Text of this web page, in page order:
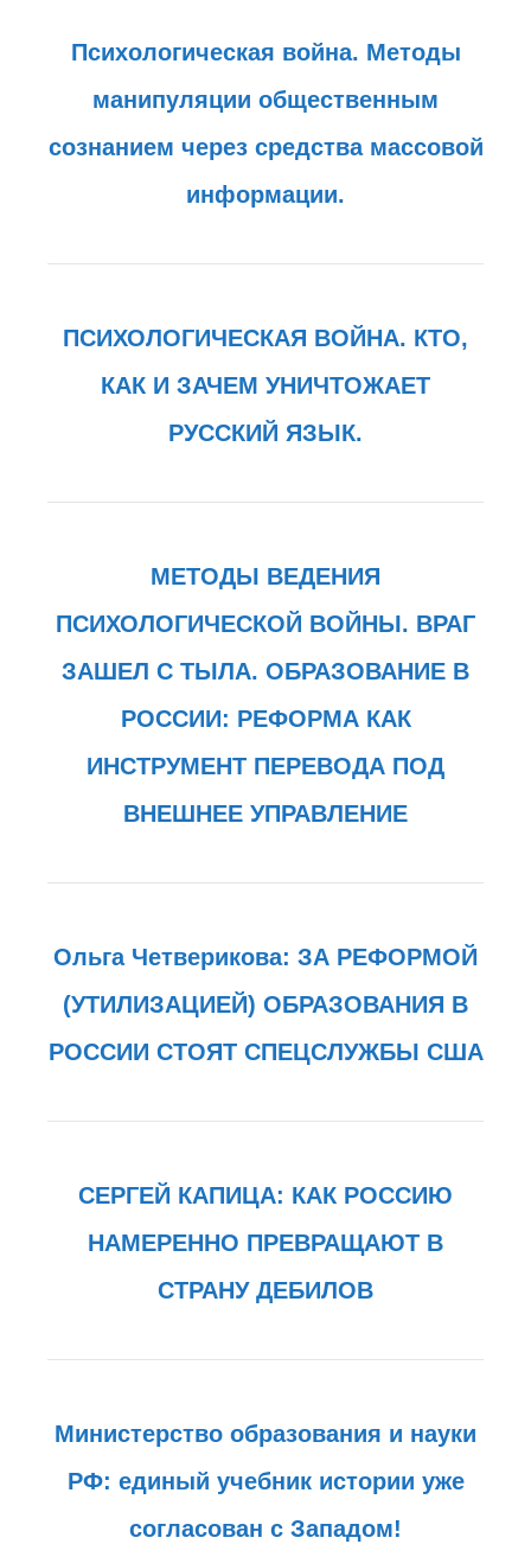
Психологическая война. Методы
манипуляции общественным
сознанием через средства массовой
информации.
ПСИХОЛОГИЧЕСКАЯ ВОЙНА. КТО,
КАК И ЗАЧЕМ УНИЧТОЖАЕТ
РУССКИЙ ЯЗЫК.
МЕТОДЫ ВЕДЕНИЯ
ПСИХОЛОГИЧЕСКОЙ ВОЙНЫ. ВРАГ
ЗАШЕЛ С ТЫЛА. ОБРАЗОВАНИЕ В
РОССИИ: РЕФОРМА КАК
ИНСТРУМЕНТ ПЕРЕВОДА ПОД
ВНЕШНЕЕ УПРАВЛЕНИЕ
Ольга Четверикова: ЗА РЕФОРМОЙ
(УТИЛИЗАЦИЕЙ) ОБРАЗОВАНИЯ В
РОССИИ СТОЯТ СПЕЦСЛУЖБЫ США
СЕРГЕЙ КАПИЦА: КАК РОССИЮ
НАМЕРЕННО ПРЕВРАЩАЮТ В
СТРАНУ ДЕБИЛОВ
Министерство образования и науки
РФ: единый учебник истории уже
согласован с Западом!